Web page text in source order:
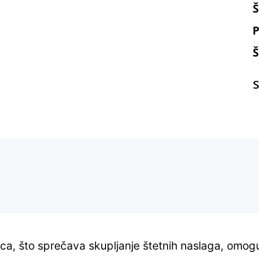
što sprečava skupljanje štetnih naslaga,